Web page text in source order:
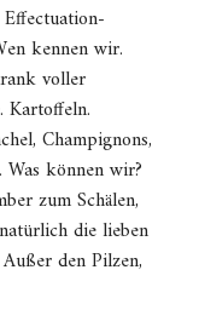
kennen wir.
voller
Kartoffeln.
Champignons,
können wir?
zum Schälen,
die lieben
den Pilzen,